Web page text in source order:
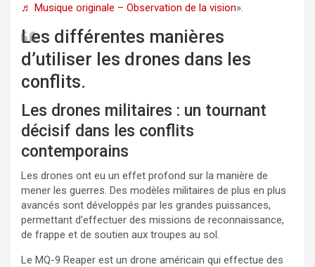
♬ Musique originale – Observation de la vision».
Les différentes manières
d’utiliser les drones dans les
conflits.
Les drones militaires : un tournant
décisif dans les conflits
contemporains
Les drones ont eu un effet profond sur la manière de
mener les guerres. Des modèles militaires de plus en plus
avancés sont développés par les grandes puissances,
permettant d’effectuer des missions de reconnaissance,
de frappe et de soutien aux troupes au sol.
Le MQ-9 Reaper est un drone américain qui effectue des